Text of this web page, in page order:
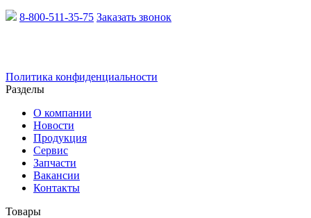
8-800-511-35-75 Заказать звонок
Политика конфиденциальности
Разделы
О компании
Новости
Продукция
Сервис
Запчасти
Вакансии
Контакты
Товары